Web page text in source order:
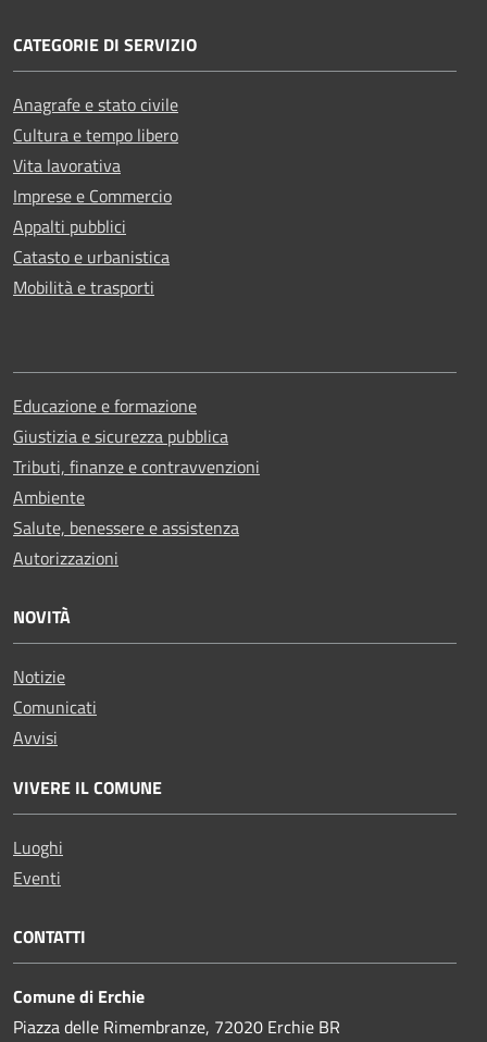
CATEGORIE DI SERVIZIO
Anagrafe e stato civile
Cultura e tempo libero
Vita lavorativa
Imprese e Commercio
Appalti pubblici
Catasto e urbanistica
Mobilità e trasporti
Educazione e formazione
Giustizia e sicurezza pubblica
Tributi, finanze e contravvenzioni
Ambiente
Salute, benessere e assistenza
Autorizzazioni
NOVITÀ
Notizie
Comunicati
Avvisi
VIVERE IL COMUNE
Luoghi
Eventi
CONTATTI
Comune di Erchie
Piazza delle Rimembranze, 72020 Erchie BR